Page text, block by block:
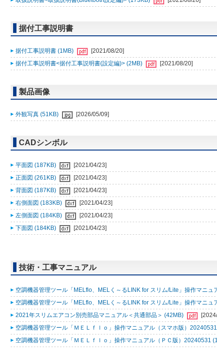
据付工事説明書
据付工事説明書 (1MB)
[2021/08/20]
据付工事説明書<据付工事説明書(設定編)> (2MB)
[2021/08/20]
製品画像
外観写真 (51KB) [2026/05/09]
CADシンボル
平面図 (187KB)
[2021/04/23]
正面図 (261KB)
[2021/04/23]
背面図 (187KB)
[2021/04/23]
右側面図 (183KB)
[2021/04/23]
左側面図 (184KB)
[2021/04/23]
下面図 (184KB)
[2021/04/23]
技術・工事マニュアル
空調機器管理ツール「MELflo、MELく～るLINK for スリム/Lite」操作マニュ
空調機器管理ツール「MELflo、MELく～るLINK for スリム/Lite」操作マニュ
2021年スリムエアコン別売部品マニュアル＜共通部品＞ (42MB)
空調機器管理ツール「ＭＥＬｆｌｏ」操作マニュアル（スマホ版）
空調機器管理ツール「ＭＥＬｆｌｏ」操作マニュアル（ＰＣ版）20240531